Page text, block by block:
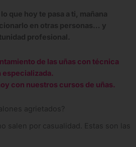
que hoy te pasa a ti, mañana
en otras personas… y
profesional.
de las uñas con técnica
con nuestros cursos de uñas.
agrietados?
salen por casualidad. Estas son las